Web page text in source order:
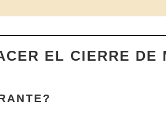
EL CIERRE DE